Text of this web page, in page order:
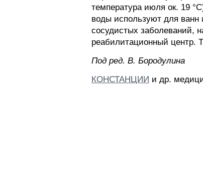
температура июля ок. 19
воды используют для ванн
сосудистых заболеваний,
реабилитационный центр.
Пoд peд. B. Бopoдyлинa
КОНСТАНЦИИ и др.